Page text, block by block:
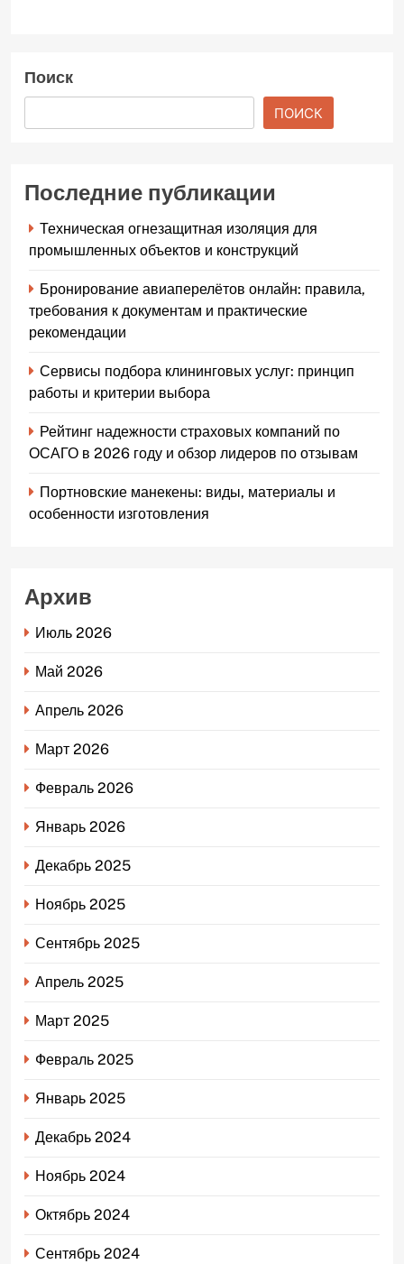
Поиск
ПОИСК
Последние публикации
Техническая огнезащитная изоляция для
промышленных объектов и конструкций
Бронирование авиаперелётов онлайн: правила,
требования к документам и практические
рекомендации
Сервисы подбора клининговых услуг: принцип
работы и критерии выбора
Рейтинг надежности страховых компаний по
ОСАГО в 2026 году и обзор лидеров по отзывам
Портновские манекены: виды, материалы и
особенности изготовления
Архив
Июль 2026
Май 2026
Апрель 2026
Март 2026
Февраль 2026
Январь 2026
Декабрь 2025
Ноябрь 2025
Сентябрь 2025
Апрель 2025
Март 2025
Февраль 2025
Январь 2025
Декабрь 2024
Ноябрь 2024
Октябрь 2024
Сентябрь 2024